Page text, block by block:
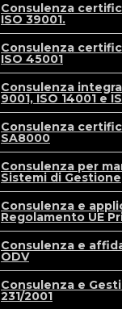
Consulenza
ISO 39001.
Consulenza
ISO 45001
Consulenza
9001, ISO 14001 e
Consulenza
SA8000
Consulenza per
Sistemi di Gestione
Consulenza e
Regolamento UE
Consulenza e
ODV
Consulenza e
231/2001